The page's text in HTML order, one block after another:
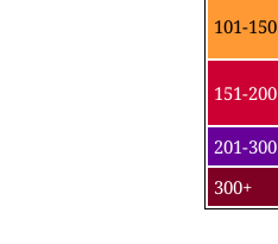
101-150
151-200
201-300
300+